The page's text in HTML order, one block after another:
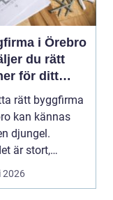
i Örebro
du rätt
för ditt
rätt byggfirma
kan kännas
djungel.
är stort,
ser olika u...
2026